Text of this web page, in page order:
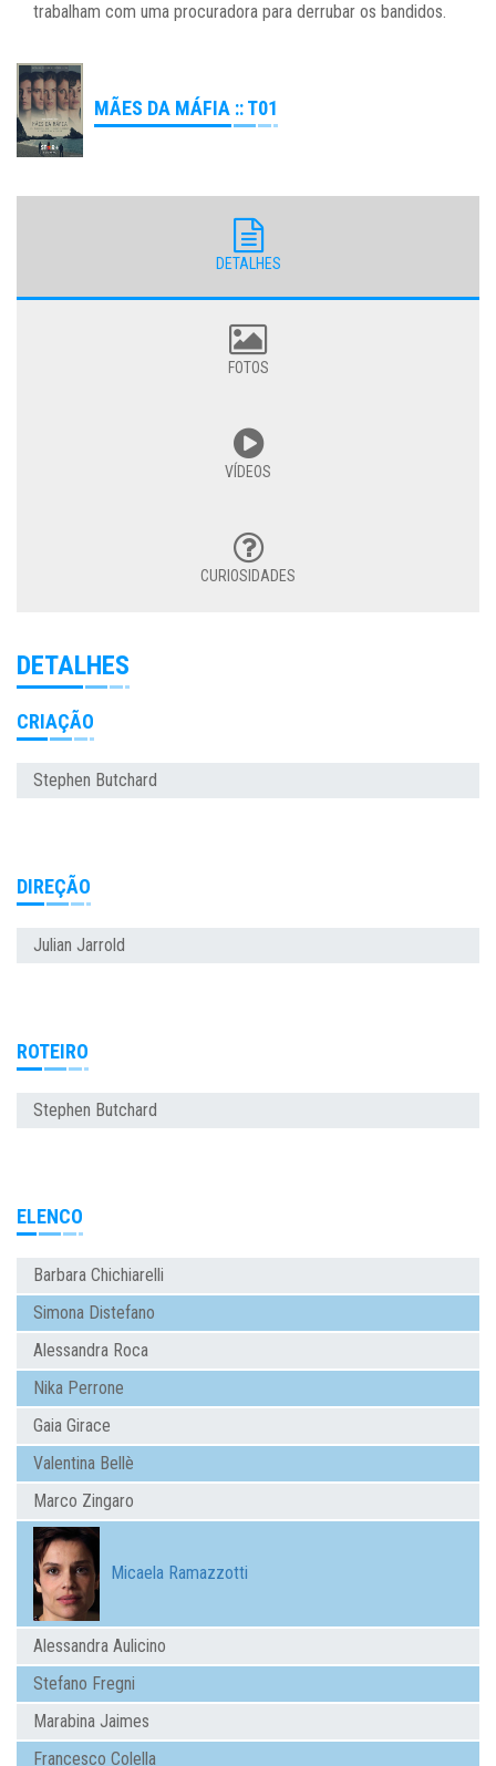
trabalham com uma procuradora para derrubar os bandidos.
MÃES DA MÁFIA :: T01
DETALHES
FOTOS
VÍDEOS
CURIOSIDADES
DETALHES
CRIAÇÃO
Stephen Butchard
DIREÇÃO
Julian Jarrold
ROTEIRO
Stephen Butchard
ELENCO
Barbara Chichiarelli
Simona Distefano
Alessandra Roca
Nika Perrone
Gaia Girace
Valentina Bellè
Marco Zingaro
Micaela Ramazzotti
Alessandra Aulicino
Stefano Fregni
Marabina Jaimes
Francesco Colella